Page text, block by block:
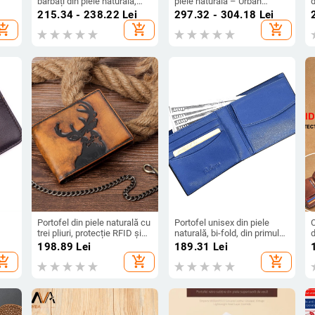
vertical pentru carduri, bi-
fold
215.34 - 238.22 Lei
add_shopping_cart
Simplicity, Model 211547,
Piele de vită de primă
calitate, Imprimeu animal
297.32 - 304.18 Lei
add_shopping_cart
Portofel din piele naturală cu
trei pliuri, protecție RFID și
lanț anti-furt, mai multe
buzunare pentru carduri,
piele de nivel superior
198.89 Lei
add_shopping_cart
Portofel unisex din piele
naturală, bi-fold, din primul
strat de piele, formă
orizontală pătrată, stil urban
minimalist, anti-furt
189.31 Lei
add_shopping_cart